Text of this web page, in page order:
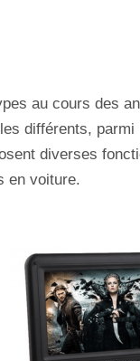
au cours des
différents,
diverses
en voiture.